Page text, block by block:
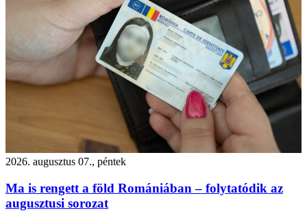
2026. augusztus 07., péntek
Ma is rengett a föld Romániában – folytatódik az
augusztusi sorozat